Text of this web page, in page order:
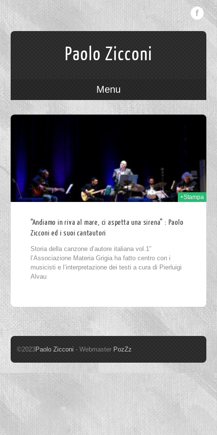
Paolo Zicconi
Menu
+Stampa
“Andiamo in riva al mare, ci aspetta una sirena” : Paolo
Zicconi ed i suoi cantautori
Storia della canzone d’autore italiana vol.1”
l’Associazione Materia Grigia ha fatto centro con i
musicisti e l’interpretazione dei testi a cura di Pierluigi
Alvau
©2023Paolo Zicconi - Webmaster PozZz